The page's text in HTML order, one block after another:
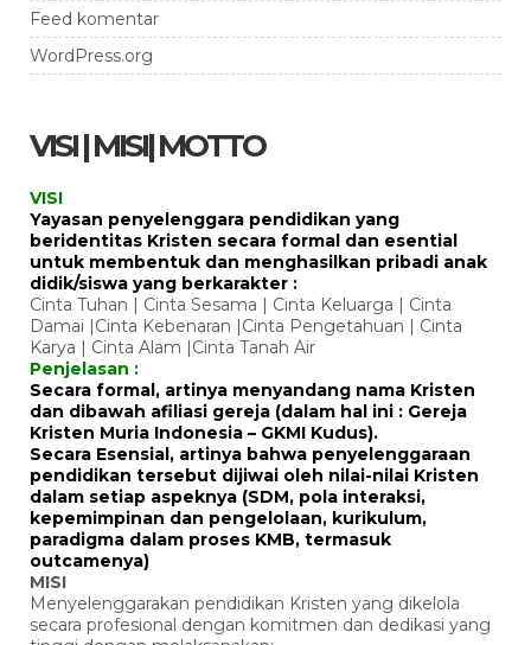
Feed komentar
WordPress.org
VISI | MISI| MOTTO
VISI
Yayasan penyelenggara pendidikan yang
beridentitas Kristen secara formal dan esential
untuk membentuk dan menghasilkan pribadi anak
didik/siswa yang berkarakter :
Cinta Tuhan | Cinta Sesama | Cinta Keluarga | Cinta
Damai |Cinta Kebenaran |Cinta Pengetahuan | Cinta
Karya | Cinta Alam |Cinta Tanah Air
Penjelasan :
Secara formal, artinya menyandang nama Kristen
dan dibawah afiliasi gereja (dalam hal ini : Gereja
Kristen Muria Indonesia – GKMI Kudus).
Secara Esensial, artinya bahwa penyelenggaraan
pendidikan tersebut dijiwai oleh nilai-nilai Kristen
dalam setiap aspeknya (SDM, pola interaksi,
kepemimpinan dan pengelolaan, kurikulum,
paradigma dalam proses KMB, termasuk
outcamenya)
MISI
Menyelenggarakan pendidikan Kristen yang dikelola
secara profesional dengan komitmen dan dedikasi yang